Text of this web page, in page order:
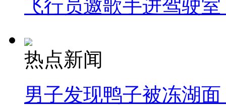
飞行员邀歌手进驾驶
热点新闻
男子发现鸭子被冻湖